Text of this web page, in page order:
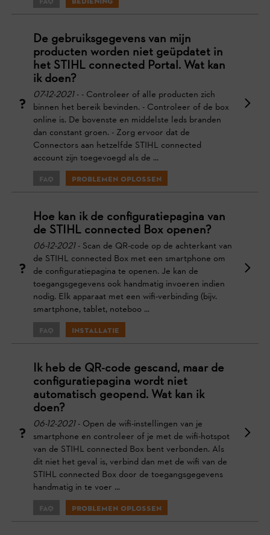
De gebruiksgegevens van mijn
producten worden niet geüpdatet in
het STIHL connected Portal. Wat kan
ik doen?
07-12-2021- - Controleer of alle producten zich
binnen het bereik bevinden. - Controleer of de box
online is. De bovenste en middelste leds branden
dan constant groen. - Zorg ervoor dat de
Connectors aan hetzelfde STIHL connected
account zijn toegevoegd als de ...
FAQ Problemen oplossen
Hoe kan ik de configuratiepagina van
de STIHL connected Box openen?
06-12-2021- Scan de QR-code op de achterkant van
de STIHL connected Box met een smartphone om
de configuratiepagina te openen. Je kan de
toegangsgegevens ook handmatig invoeren indien
nodig. Elk apparaat met een wifi-verbinding (bijv.
smartphone, tablet, noteboo ...
FAQ Installatie
Ik heb de QR-code gescand, maar de
configuratiepagina wordt niet
automatisch geopend. Wat kan ik
doen?
06-12-2021- Open de wifi-instellingen van je
smartphone en controleer of je met de wifi-hotspot
van de STIHL connected Box bent verbonden. Als
dit niet het geval is, verbind dan met de wifi van de
STIHL connected Box door de toegangsgegevens
handmatig in te voer ...
FAQ Problemen oplossen